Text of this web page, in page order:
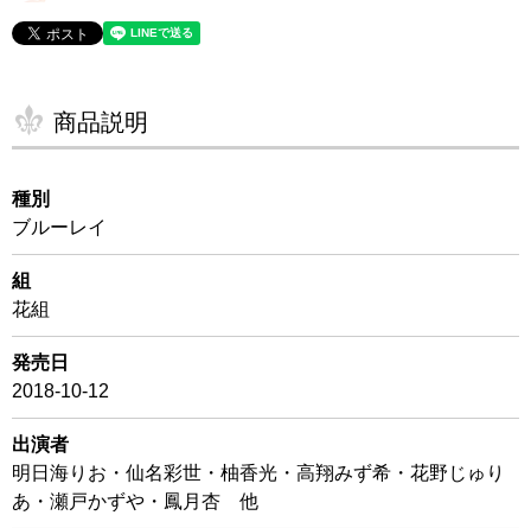
商品説明
種別
ブルーレイ
組
花組
発売日
2018-10-12
出演者
明日海りお・仙名彩世・柚香光・高翔みず希・花野じゅり
あ・瀬戸かずや・鳳月杏 他